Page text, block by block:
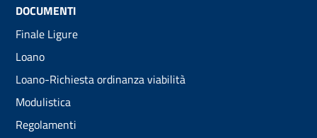
DOCUMENTI
Finale Ligure
Loano
Loano-Richiesta ordinanza viabilità
Modulistica
Regolamenti